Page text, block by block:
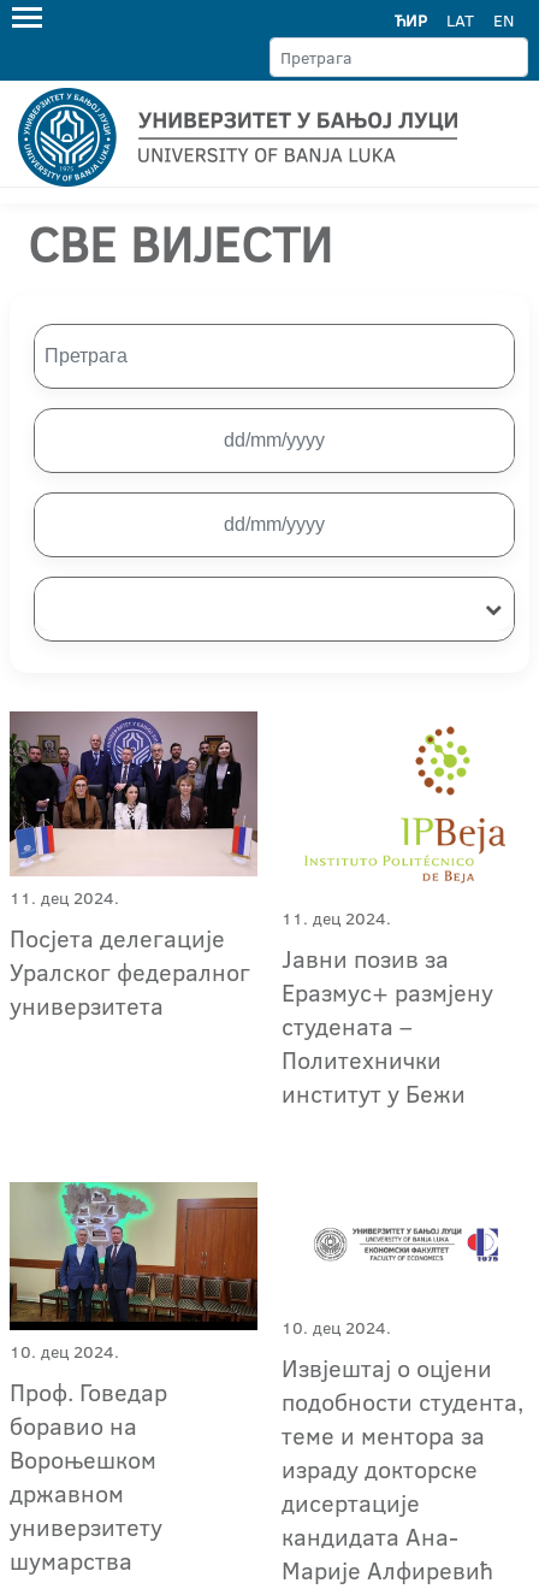
ЋИР LAT EN
СВЕ ВИЈЕСТИ
11. дец 2024.
Посјета делегације
Уралског федералног
универзитета
11. дец 2024.
Јавни позив за
Еразмус+ размјену
студената –
Политехнички
институт у Бежи
10. дец 2024.
Проф. Говедар
боравио на
Вороњешком
државном
универзитету
шумарства
10. дец 2024.
Извјештај о оцјени
подобности студента,
теме и ментора за
израду докторске
дисертације
кандидата Ана-
Марије Алфиревић